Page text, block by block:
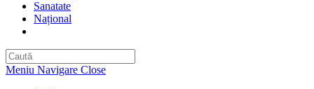
Sanatate
Național
Meniu Navigare Close